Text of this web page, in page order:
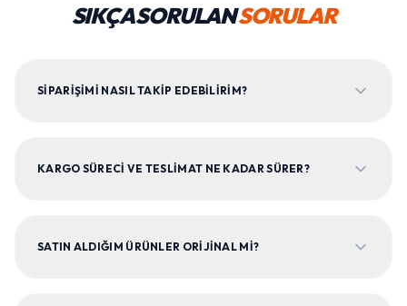
SIKÇA SORULANSORULAR
SIPARIŞIMI NASIL TAKIP EDEBILIRIM?
KARGO SÜRECI VE TESLIMAT NE KADAR SÜRER?
SATIN ALDIĞIM ÜRÜNLER ORIJINAL MI?